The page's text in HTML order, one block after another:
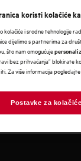
koristi kolačiće
kolačiće i srodne tehnologije
dijelimo s partnerima za
što nam omogućuje
bez prihvaćanja” blokirate
Za više informacija
Postavke za kolačiće